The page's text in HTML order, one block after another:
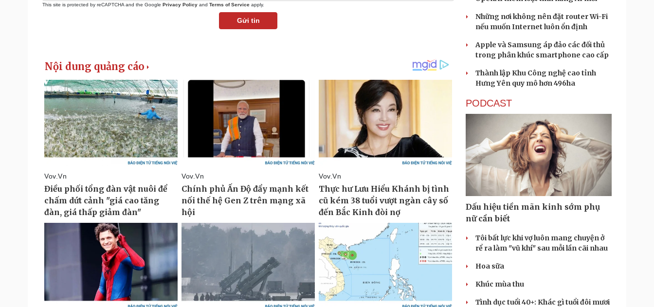
This site is protected by reCAPTCHA and the Google Privacy Policy and Terms of Service apply.
Gửi tin
Những nơi không nên đặt router Wi-Fi
nếu muốn Internet luôn ổn định
Apple và Samsung áp đảo các đối thủ
trong phân khúc smartphone cao cấp
Thành lập Khu Công nghệ cao tỉnh
Hưng Yên quy mô hơn 496ha
PODCAST
Dấu hiệu tiền mãn kinh sớm phụ
nữ cần biết
Tôi bất lực khi vợ luôn mang chuyện ở
rể ra làm "vũ khí" sau mỗi lần cãi nhau
Hoa sữa
Khúc mùa thu
Tình dục tuổi 40+: Khác gì tuổi đôi mươi